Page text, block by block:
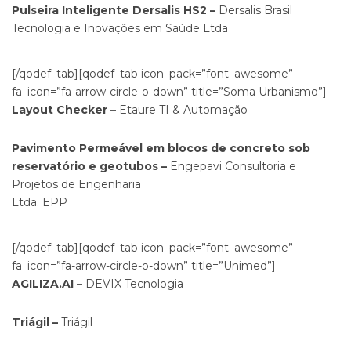
Pulseira Inteligente Dersalis HS2 – Dersalis Brasil
Tecnologia e Inovações em Saúde Ltda
[/qodef_tab][qodef_tab icon_pack=”font_awesome”
fa_icon=”fa-arrow-circle-o-down” title=”Soma Urbanismo”]
Layout Checker – Etaure TI & Automação
Pavimento Permeável em blocos de concreto sob
reservatório e geotubos – Engepavi Consultoria e
Projetos de Engenharia
Ltda. EPP
[/qodef_tab][qodef_tab icon_pack=”font_awesome”
fa_icon=”fa-arrow-circle-o-down” title=”Unimed”]
AGILIZA.AI – DEVIX Tecnologia
Triágil – Triágil